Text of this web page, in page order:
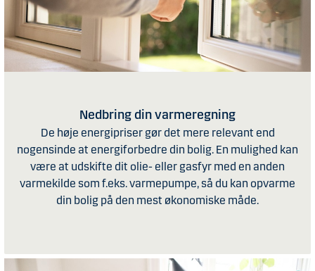
Nedbring din varmeregning
De høje energipriser gør det mere relevant end
nogensinde at energiforbedre din bolig. En mulighed kan
være at udskifte dit olie- eller gasfyr med en anden
varmekilde som f.eks. varmepumpe, så du kan opvarme
din bolig på den mest økonomiske måde.